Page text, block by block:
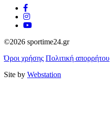
©2026 sportime24.gr
Όροι χρήσης Πολιτική απορρήτου
Site by Webstation